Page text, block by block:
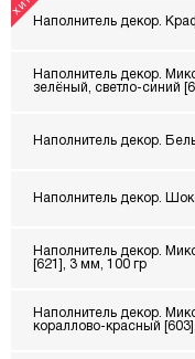
Наполнитель декор.
Наполнитель декор.
зелёный, светло-синий
Наполнитель декор.
Наполнитель декор.
Наполнитель декор.
[621], 3 мм, 100 гр
Наполнитель декор.
кораллово-красный